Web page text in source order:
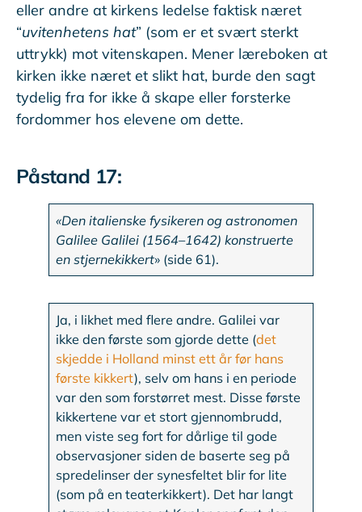
eller andre at kirkens ledelse faktisk næret
“uvitenhetens hat” (som er et svært sterkt
uttrykk) mot vitenskapen. Mener læreboken at
kirken ikke næret et slikt hat, burde den sagt
tydelig fra for ikke å skape eller forsterke
fordommer hos elevene om dette.
Påstand 17:
«Den italienske fysikeren og astronomen
Galilee Galilei (1564–1642) konstruerte
en stjernekikkert» (side 61).
Ja, i likhet med flere andre. Galilei var
ikke den første som gjorde dette (det
skjedde i Holland minst ett år før hans
første kikkert), selv om hans i en periode
var den som forstørret mest. Disse første
kikkertene var et stort gjennombrudd,
men viste seg fort for dårlige til gode
observasjoner siden de baserte seg på
spredelinser der synesfeltet blir for lite
(som på en teaterkikkert). Det har langt